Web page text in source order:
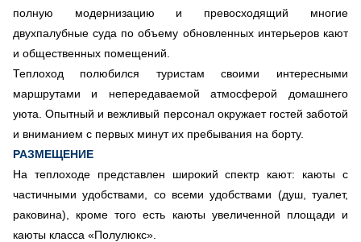
полную модернизацию и превосходящий многие
двухпалубные суда по объему обновленных интерьеров кают
и общественных помещений.
Теплоход полюбился туристам своими интересными
маршрутами и непередаваемой атмосферой домашнего
уюта. Опытный и вежливый персонал окружает гостей заботой
и вниманием с первых минут их пребывания на борту.
РАЗМЕЩЕНИЕ
На теплоходе представлен широкий спектр кают: каюты с
частичными удобствами, со всеми удобствами (душ, туалет,
раковина), кроме того есть каюты увеличенной площади и
каюты класса «Полулюкс».